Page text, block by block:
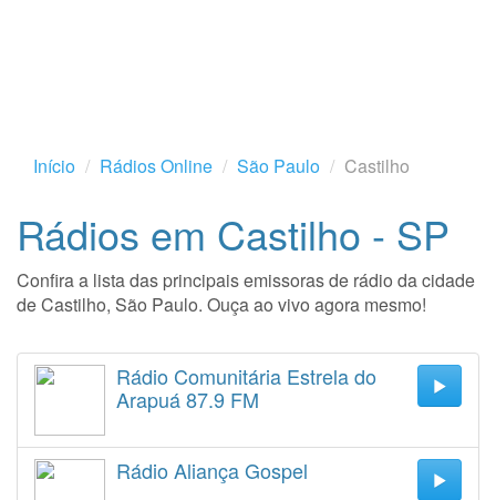
Início Rádios Online São Paulo Castilho
Rádios em Castilho - SP
Confira a lista das principais emissoras de rádio da cidade
de Castilho, São Paulo. Ouça ao vivo agora mesmo!
Rádio Comunitária Estrela do
Arapuá 87.9 FM
Rádio Aliança Gospel